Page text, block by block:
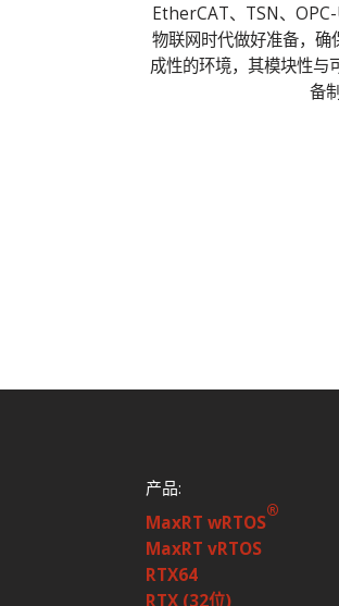
EtherCAT、TSN、
物联网时代做好准备，
成性的环境，其模块性与
备
产品:
MaxRT wRTOS
®
MaxRT vRTOS
RTX64
RTX (32位)